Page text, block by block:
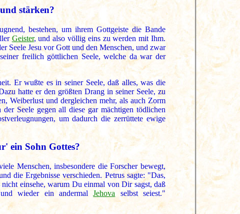
stärken?
bestehen, um ihrem Gottgeiste die Bande
Geister, und also völlig eins zu werden mit Ihm.
Seele Jesu vor Gott und den Menschen, und zwar
freilich göttlichen Seele, welche da war der
Er wußte es in seiner Seele, daß alles, was die
hatte er den größten Drang in seiner Seele, zu
Weiberlust und dergleichen mehr, als auch Zorm
Seele gegen all diese gar mächtigen tödlichen
um dadurch die zerrüttete ewige
ein Sohn Gottes?
Menschen, insbesondere die Forscher bewegt,
die Ergebnisse verschieden. Petrus sagte: "Das,
einsehe, warum Du einmal von Dir sagst, daß
wieder ein andermalJehova selbst seiest."